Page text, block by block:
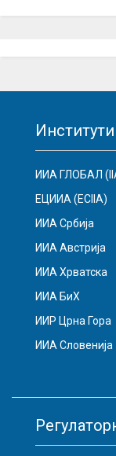
Институти
ИИА ГЛОБАЛ
ЕЦИИА (ECIIA)
ИИА Србија
ИИА Австрија
ИИА Хрватска
ИИА БиХ
ИИР Црна Гора
ИИА Словенија